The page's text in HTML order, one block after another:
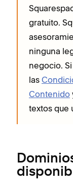
gratuito.
ninguna
negocio.
las
Contenido
textos que